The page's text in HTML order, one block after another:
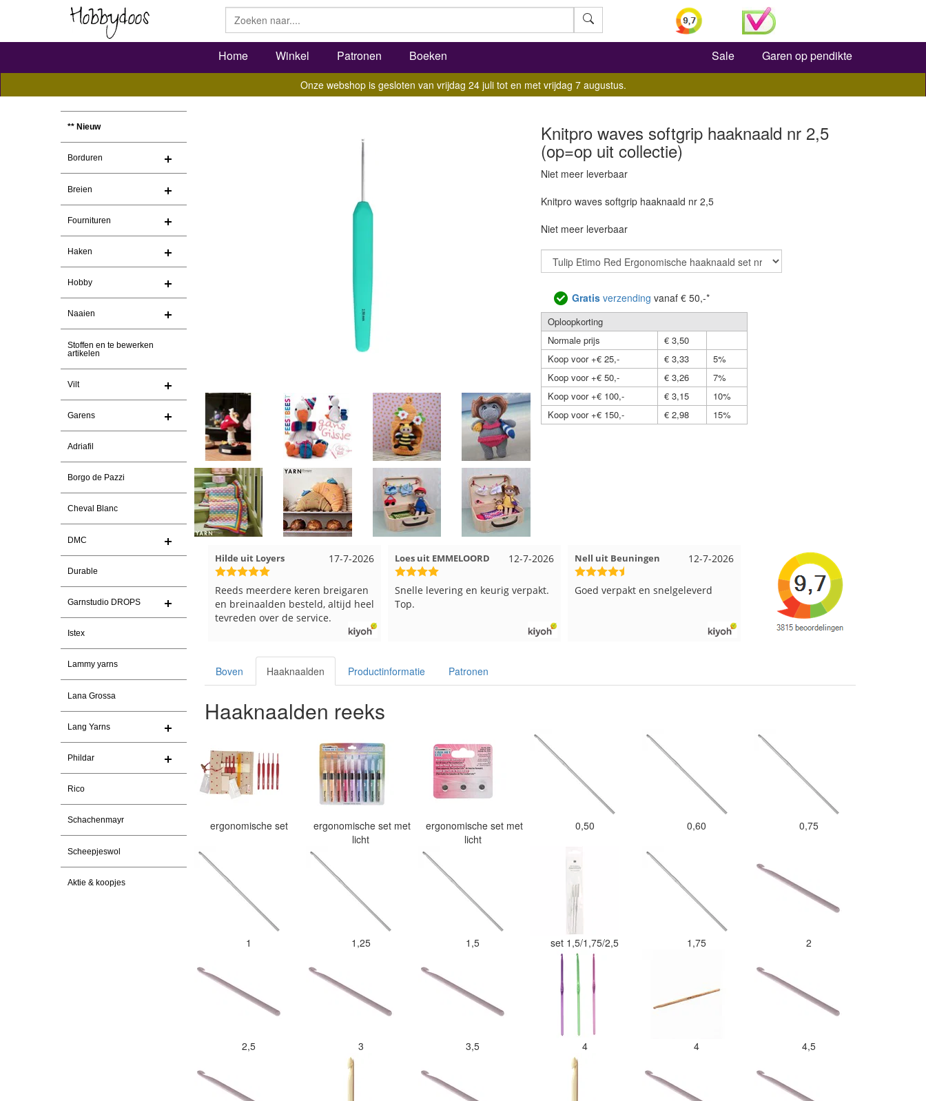
Zoeken
Home Winkel Patronen Boeken Sale Garen op pendikte
Onze webshop is gesloten van vrijdag 24 juli tot en met vrijdag 7 augustus.
** Nieuw
Borduren
Breien
Fournituren
Haken
Hobby
Naaien
Stoffen en te bewerken
artikelen
Vilt
Garens
Adriafil
Borgo de Pazzi
Cheval Blanc
DMC
Durable
Garnstudio DROPS
Istex
Lammy yarns
Lana Grossa
Lang Yarns
Phildar
Rico
Schachenmayr
Scheepjeswol
Aktie & koopjes
Knitpro waves softgrip haaknaald nr 2,5
(op=op uit collectie)
Niet meer leverbaar
Knitpro waves softgrip haaknaald nr 2,5
Niet meer leverbaar
Gratisverzending vanaf € 50,-*
Oploopkorting
Normale prijs
€ 3,50
Koop voor +€ 25,-
€ 3,33
5%
Koop voor +€ 50,-
€ 3,26
7%
Koop voor +€ 100,-
€ 3,15
10%
Koop voor +€ 150,-
€ 2,98 15%
23-7-2026
Magnolia Ranch
Snelle levering en een keurig
pakket Ga er weer leuke pakket
van maken voor de markt.
17-7-2026
Hilde uit Loyers
Reeds meerdere keren breigaren
en breinaalden besteld, altijd heel
tevreden over de service.
12-7-2026
Loes uit EMMELOORD
Snelle levering en keurig verpakt.
Top.
12-7-2026
Nell uit Beuningen
Goed verpakt en snelgeleverd
Wendy uit Amsterdam
Ruime keus aan viltwol, mooie
kleuren en goede kwaliteit. Snel
verzonden. Enigste wat ik een
beetje jammer vind is dat alles los
los in een doos gestopt. Geen
welke bol hoort. Had ook 3x 50
gram zwart besteld maar door de
andere bollen zitten er nu
verschillende kleuren vezels in
het zwart. Dat vind ik erg jammer.
Als ik nu wil nabestellen moet ik
maar hopen dat ik de juiste
kleuren apart in te pakken met
een sticker welke kleur het is?
Desondanks zou ik deze shop
zeker wel aanbevelen wat betreft
Boven Haaknaalden Productinformatie Patronen
Haaknaalden reeks
ergonomische set
ergonomische set met
licht
ergonomische set met
licht
0,50 0,60 0,75
1 1,25 1,5 set 1,5/1,75/2,5 1,75 2
2,5 3 3,5 4 4 4,5